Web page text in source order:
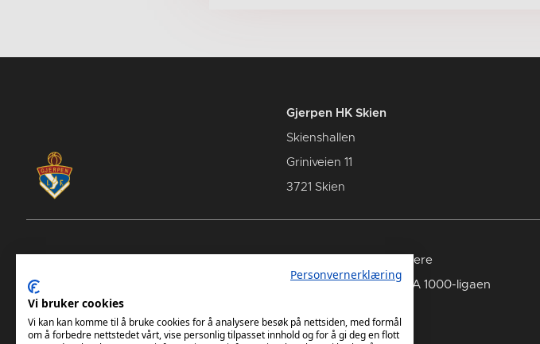
Gjerpen HK Skien
Skienshallen
Griniveien 11
3721 Skien
Samarbeidspartnere
Terminliste - REMA 1000-ligaen
Personvernerklæring
Vi bruker cookies
Vi kan kan komme til å bruke cookies for å analysere besøk på nettsiden, med formål
om å forbedre nettstedet vårt, vise personlig tilpasset innhold og for å gi deg en flott